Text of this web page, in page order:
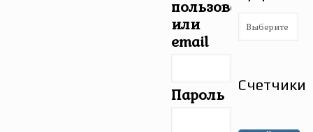
пользователя
или
email
Пароль
Рубрики
Счетчики